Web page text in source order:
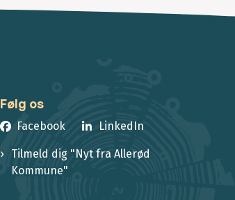
Følg os
Facebook LinkedIn
Tilmeld dig "Nyt fra Allerød
Kommune"